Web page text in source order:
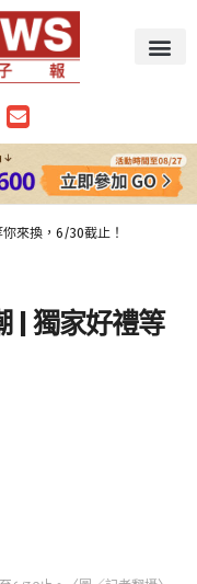
來換，6/30截止！
| 獨家好禮等